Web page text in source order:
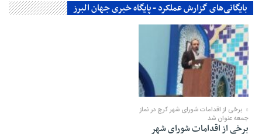
بایگانی‌های گزارش عملکرد - پایگاه خبری جهان البرز
02 مه 2025
برخی از اقدامات شورای شهر کرج در نماز
جمعه عنوان شد
برخی از اقدامات شورای شهر